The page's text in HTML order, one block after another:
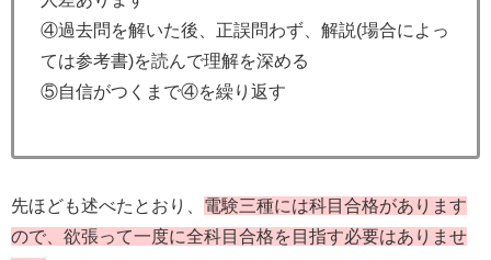
④過去問を解いた後、正誤問わず、解説(場合によっ
ては参考書)を読んで理解を深める
⑤自信がつくまで④を繰り返す
先ほども述べたとおり、 電験三種には科目合格があります
ので、欲張って一度に全科目合格を目指す必要はありませ